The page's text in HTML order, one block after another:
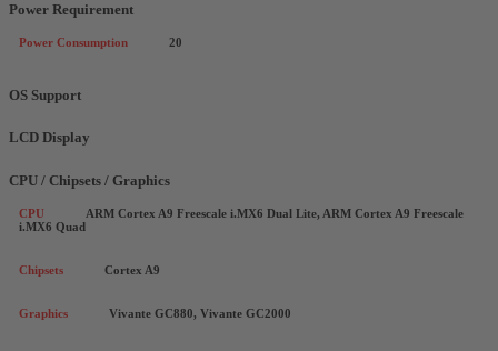
Power Requirement
Power Consumption 20
OS Support
LCD Display
CPU / Chipsets / Graphics
CPU
ARM Cortex A9 Freescale i.MX6 Dual Lite, ARM Cortex A9 Freescale
i.MX6 Quad
Chipsets Cortex A9
Graphics Vivante GC880, Vivante GC2000